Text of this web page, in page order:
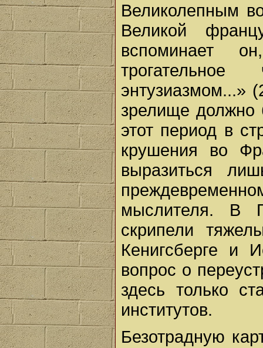
Великолепным
Великой
вспоминает
энтузиазмом...»
зрелище должно
этот период в
крушения во
выразиться
мыслителя. В
скрипели
Кенигсберге и
вопрос о
здесь только
институтов.
Безотрадную